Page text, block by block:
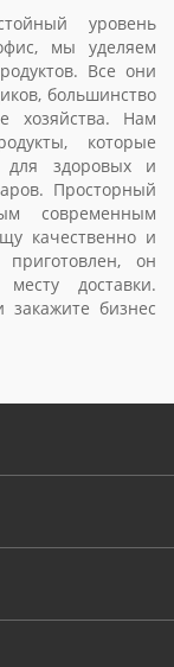
уровень
мы уделяем
Все они
большинство
хозяйства. Нам
которые
для здоровых и
Просторный
современным
качественно и
он
доставки.
бизнес